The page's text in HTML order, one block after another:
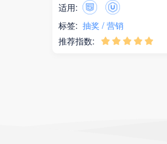
适用:
标签: 抽奖
营销
推荐指数:
    